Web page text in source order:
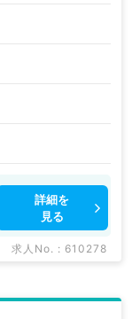
詳細を
見る
求人No. : 610278